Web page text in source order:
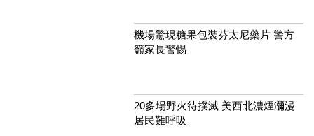
機場驚現糖果包裝芬太尼藥片 警方
籲家長警惕
20多場野火待撲滅 美西北濃煙瀰漫
居民難呼吸